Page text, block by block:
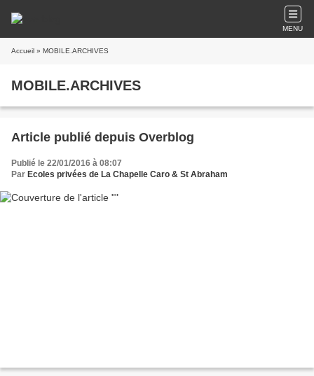
MENU
Accueil » MOBILE.ARCHIVES
MOBILE.ARCHIVES
Article publié depuis Overblog
Publié le 22/01/2016 à 08:07
Par Ecoles privées de La Chapelle Caro & St Abraham